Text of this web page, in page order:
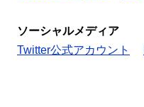
ソーシャルメディア
Twitter公式アカウント